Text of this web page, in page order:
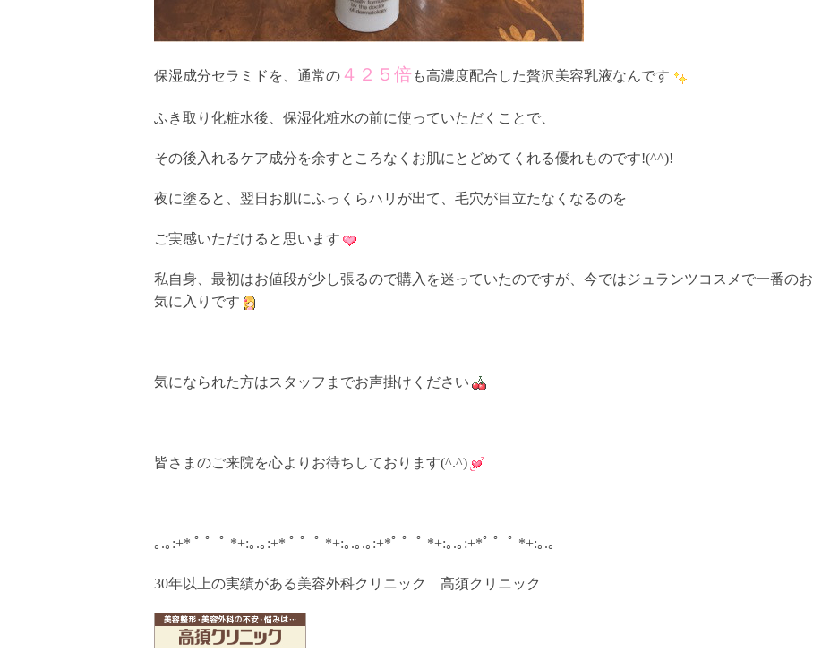
保湿成分セラミドを、通常の ４２５倍も高濃度配合した贅沢美容乳液なんです
ふき取り化粧水後、保湿化粧水の前に使っていただくことで、
その後入れるケア成分を余すところなくお肌にとどめてくれる優れものです!(^^)!
夜に塗ると、翌日お肌にふっくらハリが出て、毛穴が目立たなくなるのを
ご実感いただけると思います
私自身、最初はお値段が少し張るので購入を迷っていたのですが、今ではジュランツコスメで一番のお
気に入りです
気になられた方はスタッフまでお声掛けください
皆さまのご来院を心よりお待ちしております(^.^)
｡.｡:+* ﾟ ゜ﾟ *+:｡.｡:+* ﾟ ゜ﾟ *+:｡.｡.｡:+*ﾟ ゜ﾟ *+:｡.｡:+*ﾟ ゜ﾟ *+:｡.｡
30年以上の実績がある美容外科クリニック 高須クリニック